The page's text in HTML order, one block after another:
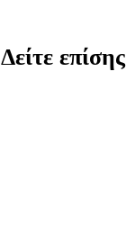
Δείτε επίσης